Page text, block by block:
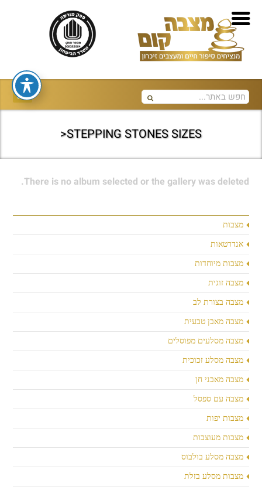
STEPPING STONES SIZES<
מצבות
אנדרטאות
מצבות מיוחדות
מצבה זוגית
מצבה בצורת לב
מצבה מאבן טבעית
מצבה מסלעים מפוסלים
מצבה מסלע זכוכית
מצבה מאבני חן
מצבה עם ספסל
מצבות יפות
מצבות מעוצבות
מצבה מסלע בולבוס
מצבות מסלע בזלת
There is no album selected or the gallery was deleted.